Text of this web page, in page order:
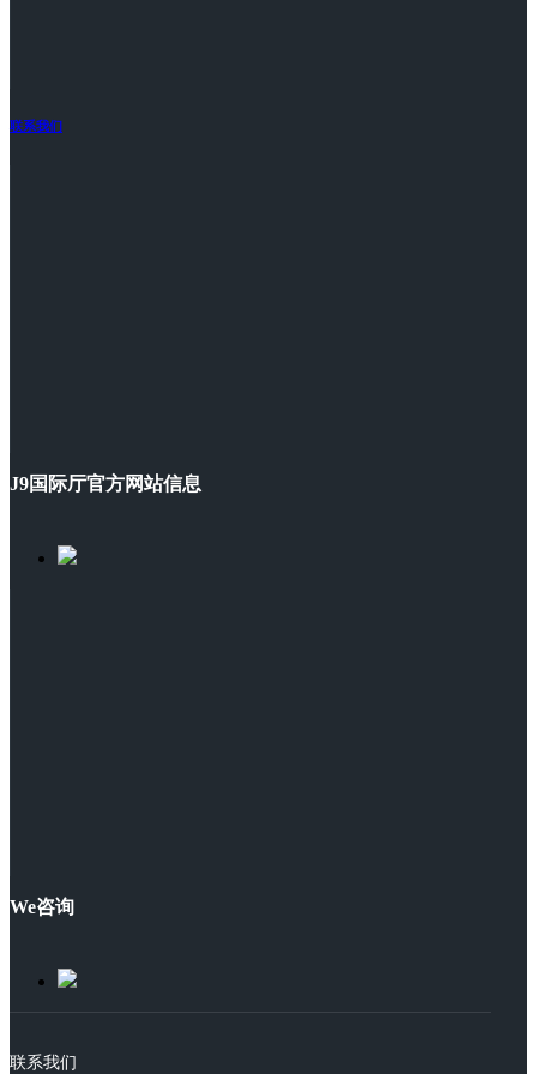
联系我们
J9国际厅官方网站信息
We咨询
联系我们